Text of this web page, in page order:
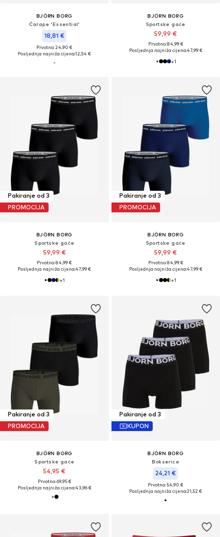
BJÖRN BORG
Čarape 'Essential'
18,81 €
Prvotno: 24,90 €
Posljednja najniža cijena:12,54 €
BJÖRN BORG
Sportske gaće
59,99 €
Prvotno: 84,99 €
Posljednja najniža cijena:47,99 €
+1
Pakiranje od 3
PROMOCIJA
BJÖRN BORG
Sportske gaće
59,99 €
Prvotno: 84,99 €
Posljednja najniža cijena:47,99 €
+1
Pakiranje od 3
PROMOCIJA
BJÖRN BORG
Sportske gaće
59,99 €
Prvotno: 84,99 €
Posljednja najniža cijena:47,99 €
+1
Pakiranje od 3
PROMOCIJA
BJÖRN BORG
Sportske gaće
54,95 €
Prvotno: 69,95 €
Posljednja najniža cijena:43,96 €
Pakiranje od 3
KUPON
BJÖRN BORG
Bokserice
24,21 €
Prvotno: 54,90 €
Posljednja najniža cijena:21,52 €